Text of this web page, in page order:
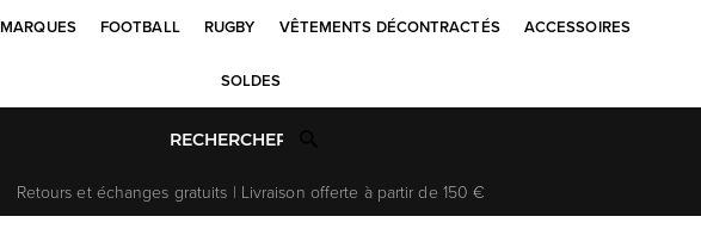
MARQUES FOOTBALL RUGBY VÊTEMENTS DÉCONTRACTÉS ACCESSOIRES
SOLDES
Retours et échanges gratuits | Livraison offerte à partir de 150 €